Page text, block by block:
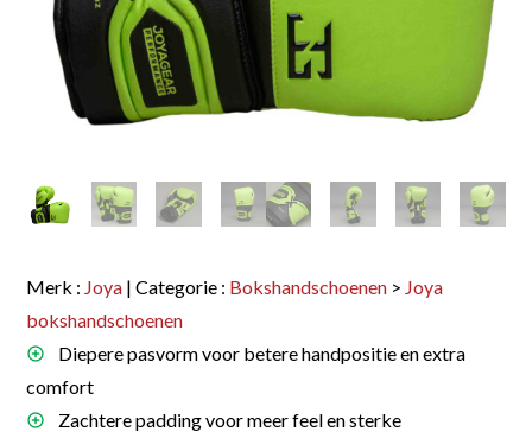
Merk : Joya | Categorie : Bokshandschoenen > Joya
bokshandschoenen
Diepere pasvorm voor betere handpositie en extra
comfort
Zachtere padding voor meer feel en sterke